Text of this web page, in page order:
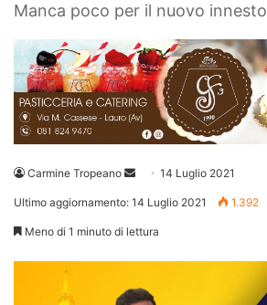
Manca poco per il nuovo innesto
Carmine Tropeano
Invia 14 Luglio 2021
Ultimo aggiornamento: 14 Luglio 2021 1.392
Meno di 1 minuto di lettura